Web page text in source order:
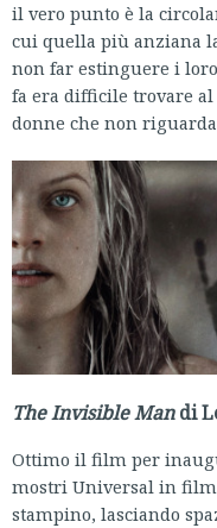
il vero punto è la
cui quella più anziana
non far estinguere i
fa era difficile trovare
donne che non
The Invisible Mandi
Ottimo il film per
mostri Universal in film
stampino, lasciando